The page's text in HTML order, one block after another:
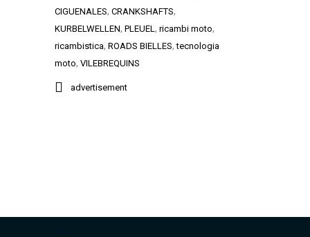
CIGUENALES, CRANKSHAFTS,
KURBELWELLEN, PLEUEL, ricambi moto,
ricambistica, ROADS BIELLES,tecnologia
moto, VILEBREQUINS
advertisement